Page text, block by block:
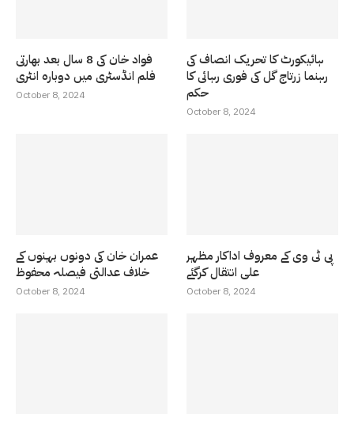
فواد خان کی 8 سال بعد بھارتی
فلم انڈسٹری میں دوبارہ انٹری
October 8, 2024
ہائیکورٹ کا تحریک انصاف کی
رہنما زرتاج گل کی فوری رہائی کا
حکم
October 8, 2024
عمران خان کی دونوں بہنوں کے
خلاف عدالتی فیصلہ محفوظ
October 8, 2024
پی ٹی وی کے معروف اداکار مظہر
علی انتقال کرگئے
October 8, 2024